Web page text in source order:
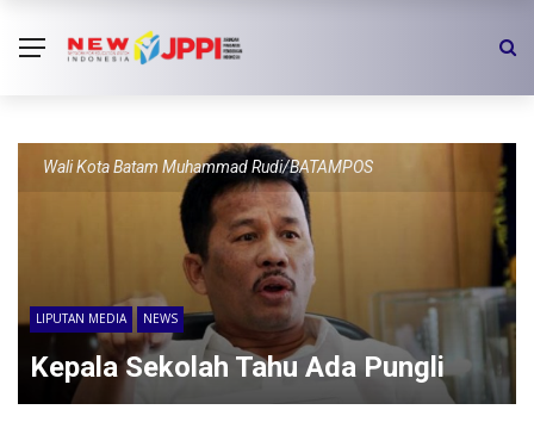
Wali Kota Batam Muhammad Rudi/BATAMPOS
LIPUTAN MEDIA NEWS
Kepala Sekolah Tahu Ada Pungli